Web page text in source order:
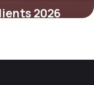
2026